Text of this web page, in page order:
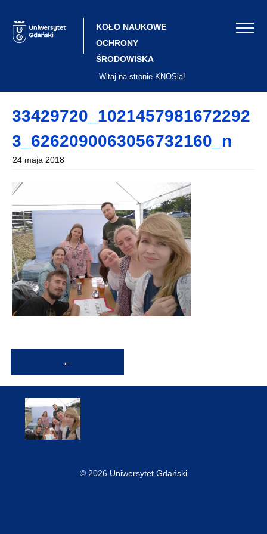
content
KOŁO NAUKOWE
OCHRONY
ŚRODOWISKA
Witaj na stronie KNOSia!
33429720_1021457981672292
3_6262090063056732160_n
24 maja 2018
wpisu
←
© 2026 Uniwersytet Gdański